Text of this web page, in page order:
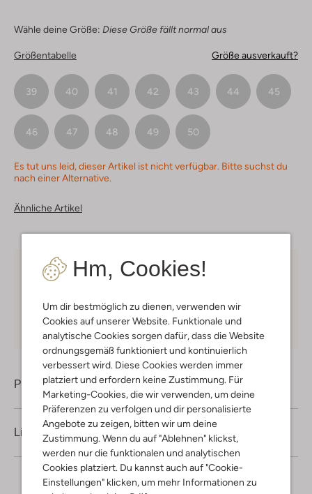
Hm, Cookies!
Um dir bestmöglich zu dienen, verwenden wir
Cookies auf unserer Website. Funktionale und
analytische Cookies sorgen dafür, dass die Website
ordnungsgemäß funktioniert und kontinuierlich
verbessert wird. Diese Cookies werden immer
platziert und erfordern keine Zustimmung. Für
Marketing-Cookies, die wir verwenden, um deine
Präferenzen zu verfolgen und dir personalisierte
Angebote zu zeigen, bitten wir um deine
Zustimmung. Wenn du auf "Ablehnen" klickst,
werden nur die funktionalen und analytischen
Cookies platziert. Du kannst auch auf "Cookie-
Einstellungen" klicken, um mehr Informationen zu
Wähle deine Größe: Diese Größe fällt normal aus
Größentabelle Größe ausverkauft?
39 40 41 42 43 44 45
46 47 48 49 50
Es tut uns leid, dieser Artikel ist nicht verfügbar. Bitte suchst du
nach einer Alternative.
Ähnliche Artikel
Kostenloser Versandab € 75 für Club-Omoda
Kauf auf Rechnung 30 Tagen Rückgaberecht
Produktinformation
Lieferung & Rückgabe